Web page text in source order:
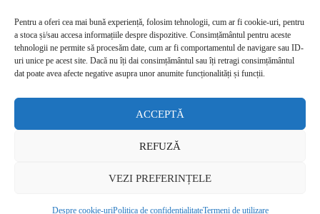
Pentru a oferi cea mai bună experiență, folosim tehnologii, cum ar fi cookie-uri, pentru
a stoca și/sau accesa informațiile despre dispozitive. Consimțământul pentru aceste
tehnologii ne permite să procesăm date, cum ar fi comportamentul de navigare sau ID-
uri unice pe acest site. Dacă nu îți dai consimțământul sau îți retragi consimțământul
dat poate avea afecte negative asupra unor anumite funcționalități și funcții.
ACCEPTĂ
REFUZĂ
VEZI PREFERINȚELE
Despre cookie-uriPolitica de confidențialitateTermeni de utilizare
LINK-URI UTILE
Despre noiGDPRPolitica de confidențialitateTermeni de utilizare